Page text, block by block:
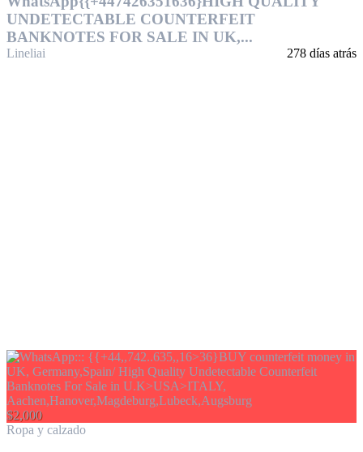
UNDETECTABLE COUNTERFEIT
BANKNOTES FOR SALE IN UK,...
Lineliai 278 días atrás
$2,000
Ropa y calzado